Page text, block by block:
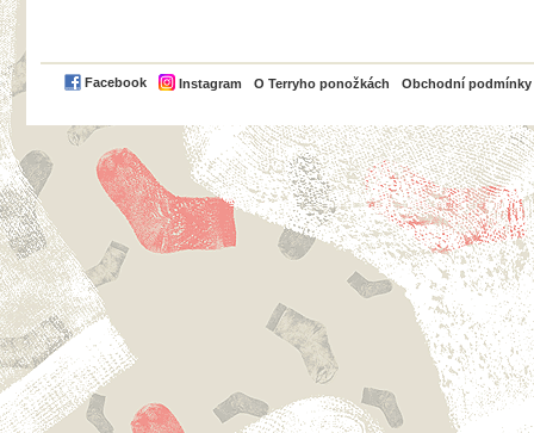
Facebook Instagram O Terryho ponožkách Obchodní podmínky
PayPal